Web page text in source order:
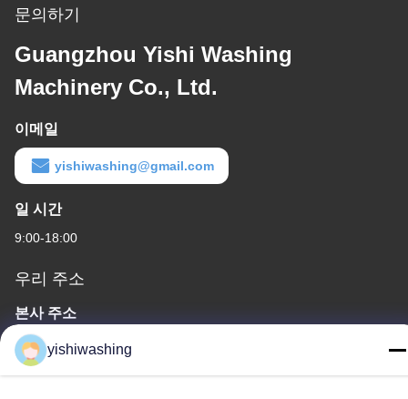
문의하기
Guangzhou Yishi Washing
Machinery Co., Ltd.
이메일
yishiwashing@gmail.com
일 시간
9:00-18:00
우리 주소
본사 주소
아니죠19중국 광저우, 나샤 구, 류콘 로드
공장 주소
yishiwashing